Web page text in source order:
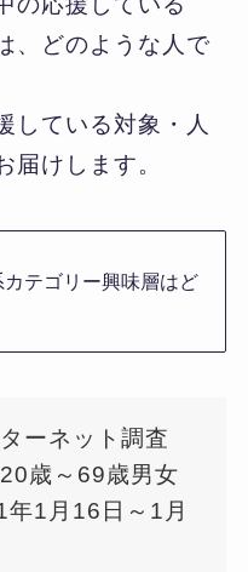
、どのような人で
している対象・人
届けします。
テゴリー興味層はど
ーネット調査
歳～69歳男女
1月16日～1月